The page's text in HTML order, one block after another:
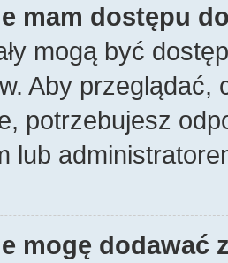
mam dostępu
mogą być
Aby
potrzebujesz
lub
mogę dodawać